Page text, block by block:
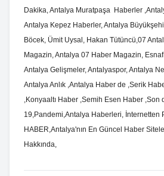
Dakika, Antalya Muratpaşa Haberler
Antalya Kepez Haberler, Antalya
Böcek, Ümit Uysal, Hakan Tütüncü,07
Magazin, Antalya 07 Haber Magazin,
Antalya Gelişmeler, Antalyaspor, Antalya
Antalya Anlık ,Antalya Haber de ,Serik
,Konyaaltı Haber ,Semih Esen Haber ,Son
19,Pandemi,Antalya Haberleri, İnternetten
HABER,Antalya'nın En Güncel Haber
Hakkında,